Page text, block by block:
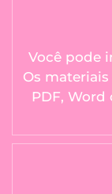
Você pode
Os
PDF,